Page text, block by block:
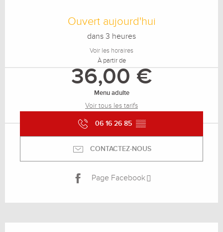
Ouvert aujourd'hui
dans 3 heures
Voir les horaires
À partir de
36,00 €
Menu adulte
Voir tous les tarifs
06 16 26 85 ▒▒
CONTACTEZ-NOUS
Page Facebook